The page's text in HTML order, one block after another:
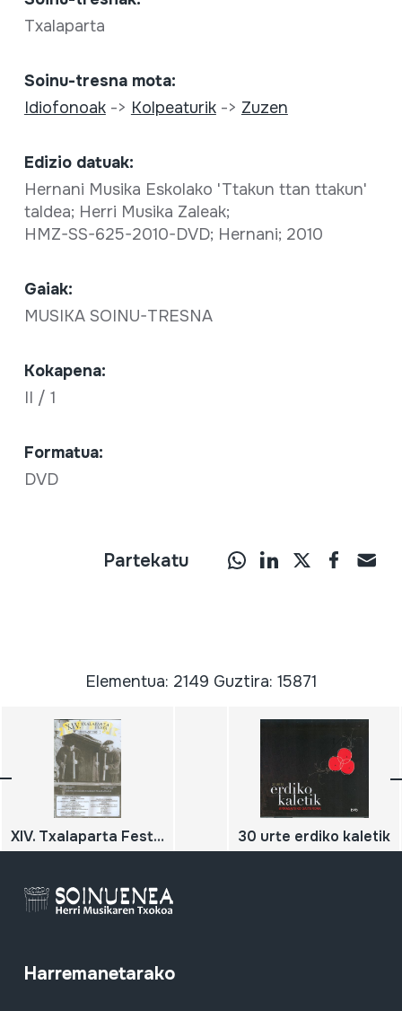
Txalaparta
Soinu-tresna mota:
Idiofonoak-> Kolpeaturik-> Zuzen
Edizio datuak:
Hernani Musika Eskolako 'Ttakun ttan ttakun'
taldea; Herri Musika Zaleak;
HMZ-SS-625-2010-DVD; Hernani; 2010
Gaiak:
MUSIKA SOINU-TRESNA
Kokapena:
II / 1
Formatua:
DVD
Partekatu
Elementua: 2149 Guztira: 15871
XIV. Txalaparta Festa; Hernani; 2000 30 urte erdiko kaletik
Harremanetarako